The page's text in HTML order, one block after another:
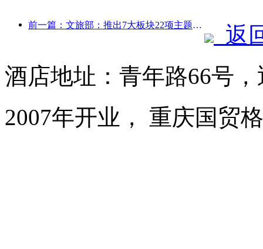
前一篇：文旅部：推出7大板块22项主题活动
返
酒店地址：青年路66号
2007年开业， 重庆国